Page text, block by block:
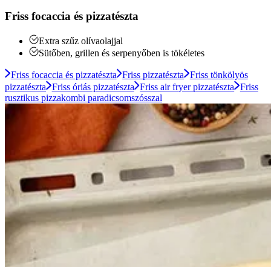
Friss focaccia és pizzatészta
Extra szűz olívaolajjal
Sütőben, grillen és serpenyőben is tökéletes
Friss focaccia és pizzatészta Friss pizzatészta Friss tönkölyös
pizzatészta
Friss óriás pizzatészta Friss air fryer pizzatészta Friss
rusztikus pizzakombi paradicsomszósszal